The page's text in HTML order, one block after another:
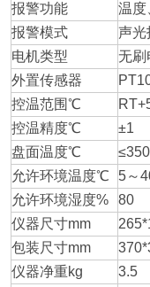
报警功能
温度
报警模式
声光
电机类型
无刷
外置传感器
控温范围℃
控温精度℃
±1
盘面温度℃
≤350
允许环境温度℃
5～
允许环境湿度%
80
仪器尺寸mm
包装尺寸mm
仪器净重kg
3.5